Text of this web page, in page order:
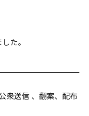
た。
衆送信 、翻案、配布